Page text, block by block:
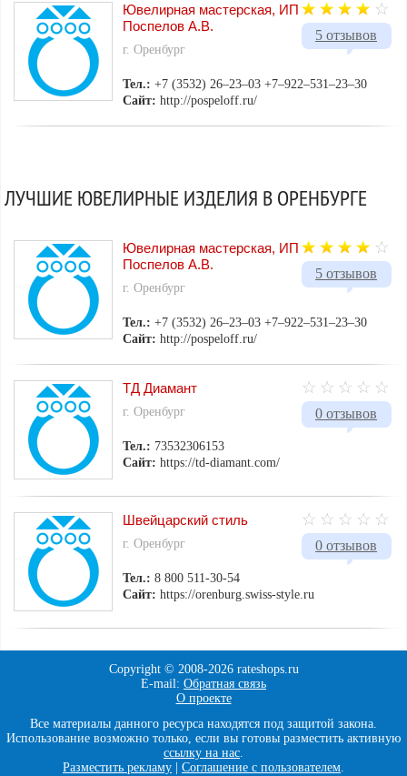
5 отзывов
Ювелирная мастерская, ИП
Поспелов А.В.
г. Оренбург
Тел.:+7 (3532) 26‒23‒03 +7‒922‒531‒23‒30
Сайт: http://pospeloff.ru/
ЛУЧШИЕ ЮВЕЛИРНЫЕ ИЗДЕЛИЯ В ОРЕНБУРГЕ
5 отзывов
Ювелирная мастерская, ИП
Поспелов А.В.
г. Оренбург
Тел.:+7 (3532) 26‒23‒03 +7‒922‒531‒23‒30
Сайт: http://pospeloff.ru/
0 отзывов
ТД Диамант
г. Оренбург
Тел.: 73532306153
Сайт: https://td-diamant.com/
0 отзывов
Швейцарский стиль
г. Оренбург
Тел.:8 800 511-30-54
Сайт: https://orenburg.swiss-style.ru
Copyright © 2008-2026 rateshops.ru
E-mail: Обратная связь
О проекте
Все материалы данного ресурса находятся под защитой закона.
Использование возможно только, если вы готовы разместить активную
ссылку на нас
Разместить рекламу | Соглашение с пользователем